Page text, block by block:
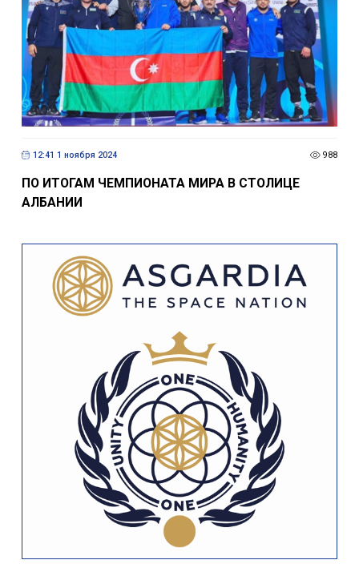
12:41 1 ноября 2024 988
ПО ИТОГАМ ЧЕМПИОНАТА МИРА В СТОЛИЦЕ
АЛБАНИИ